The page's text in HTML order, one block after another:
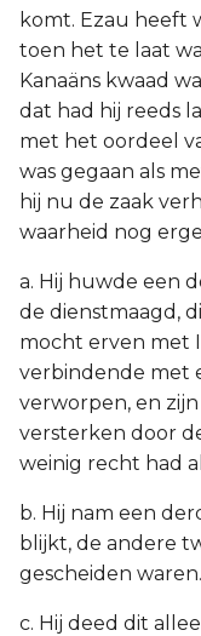
komt. Ezau heeft
toen het te laat
Kanaäns kwaad
dat had hij reeds
met het oordeel
was gegaan als
hij nu de zaak
waarheid nog
a. Hij huwde een
de dienstmaagd,
mocht erven met
verbindende met
verworpen, en
versterken door
weinig recht had
b. Hij nam een
blijkt, de andere
gescheiden waren.
c. Hij deed dit